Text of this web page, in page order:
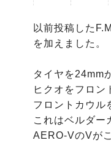
以前投稿した
を加えました。
タイヤを24mm
ヒクオをフロン
フロントカウル
これはベルダー
AERO-VのVが